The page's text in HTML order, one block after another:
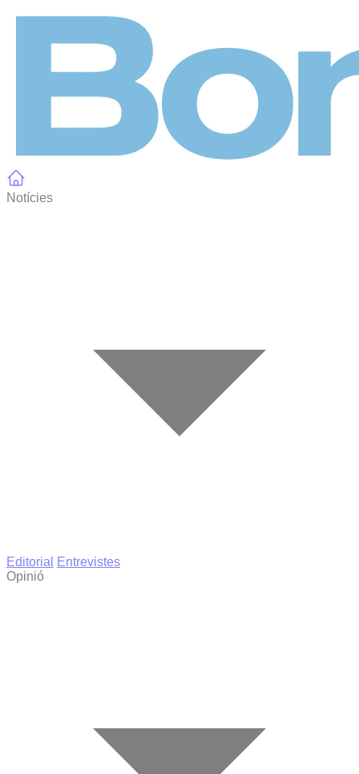
Notícies
Editorial
Entrevistes
Opinió